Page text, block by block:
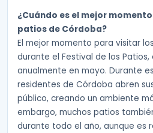
¿Cuándo es el mejor
patios de Córdoba?
El mejor momento para visitar
durante el Festival de los
anualmente en mayo. Durante
residentes de Córdoba abren
público, creando un ambiente
embargo, muchos patios
durante todo el año, aunque es